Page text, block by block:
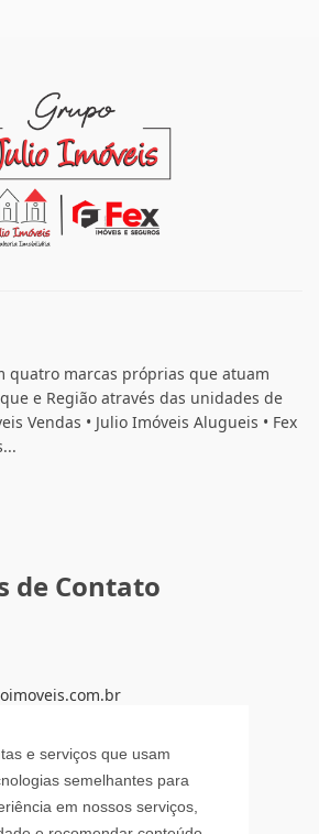
e serviços que usam
semelhantes para
em nossos serviços,
quatro marcas próprias que atuam
e Região através das unidades de
Vendas • Julio Imóveis Alugueis • Fex
de Contato
69, Jardim Maluche